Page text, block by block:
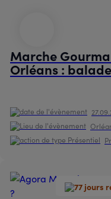
Marche
Orléans :